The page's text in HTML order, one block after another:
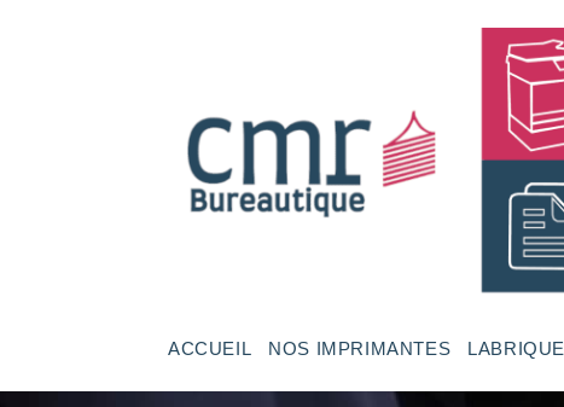
ACCUEIL NOS IMPRIMANTES LABRIQUE